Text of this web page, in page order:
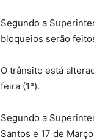
Segundo a
bloqueios serão
O trânsito está
feira (1º).
Segundo a
Santos e 17 de